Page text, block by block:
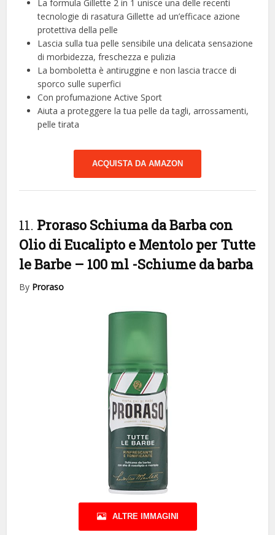
La formula Gillette 2 in 1 unisce una delle recenti
tecnologie di rasatura Gillette ad un’efficace azione
protettiva della pelle
Lascia sulla tua pelle sensibile una delicata sensazione
di morbidezza, freschezza e pulizia
La bomboletta è antiruggine e non lascia tracce di
sporco sulle superfici
Con profumazione Active Sport
Aiuta a proteggere la tua pelle da tagli, arrossamenti,
pelle tirata
ACQUISTA DA AMAZON
11. Proraso Schiuma da Barba con
Olio di Eucalipto e Mentolo per Tutte
le Barbe – 100 ml -Schiume da barba
By Proraso
ALTRE IMMAGINI